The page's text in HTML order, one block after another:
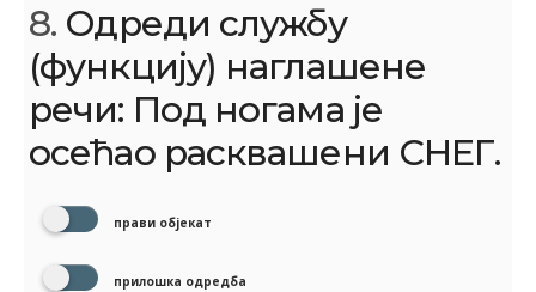
8. Одреди службу
(функцију) наглашене
речи: Под ногама је
осећао расквашени СНЕГ.
прави објекат
прилошка одредба